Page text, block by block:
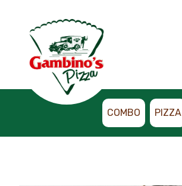
COMBO PIZZA